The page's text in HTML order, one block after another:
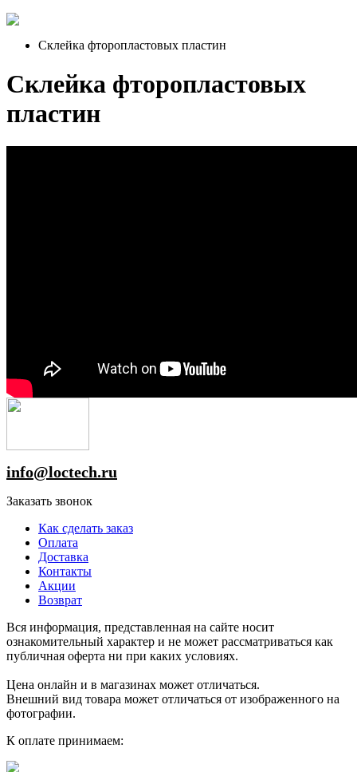
Склейка фторопластовых пластин
Склейка фторопластовых
пластин
info@loctech.ru
Заказать звонок
Как сделать заказ
Оплата
Доставка
Контакты
Акции
Возврат
Вся информация, представленная на сайте носит
ознакомительный характер и не может рассматриваться как
публичная оферта ни при каких условиях.
Цена онлайн и в магазинах может отличаться.
Внешний вид товара может отличаться от изображенного на
фотографии.
К оплате принимаем: